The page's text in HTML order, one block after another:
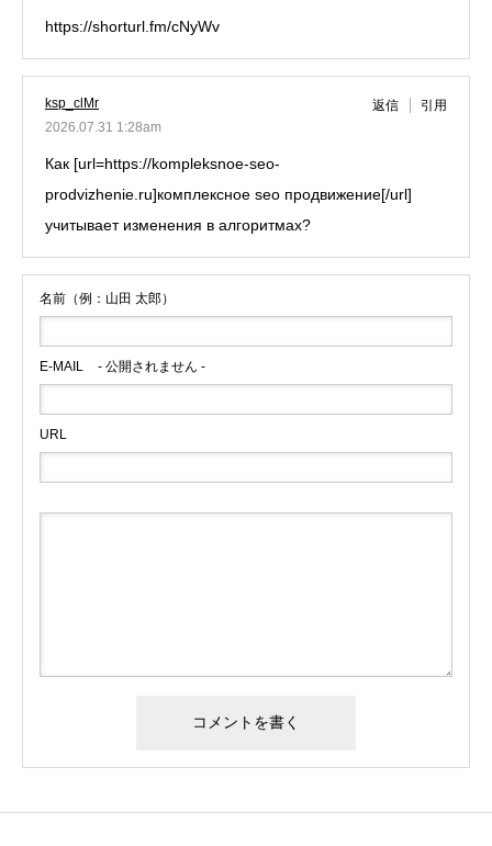
https://shorturl.fm/cNyWv
ksp_clMr
2026.07.31 1:28am
返信 引用
Как [url=https://kompleksnoe-seo-
prodvizhenie.ru]комплексное seo продвижение[/url]
учитывает изменения в алгоритмах?
名前（例：山田 太郎）
E-MAIL - 公開されません -
URL